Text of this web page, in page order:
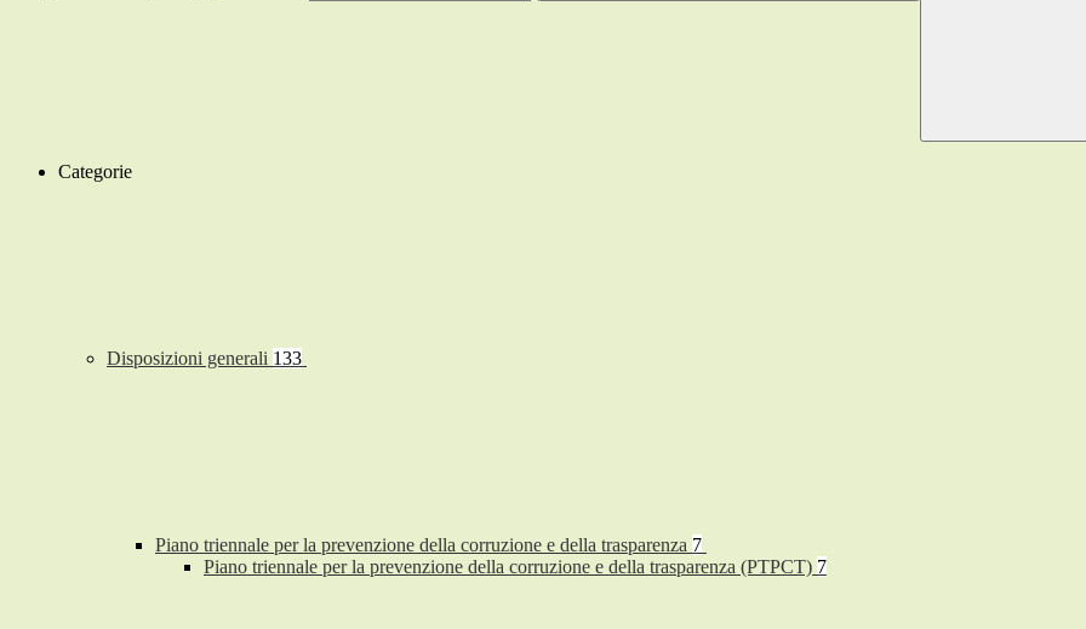
Categorie
Disposizioni generali 133
Piano triennale per la prevenzione della corruzione e della trasparenza 7
Piano triennale per la prevenzione della corruzione e della trasparenza (PTPCT) 7